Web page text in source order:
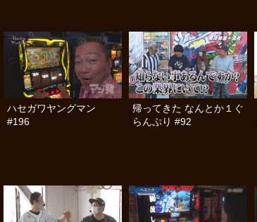
ハセガワヤングマン
#196
帰ってきた なんとか１ぐ
らんぷり #92